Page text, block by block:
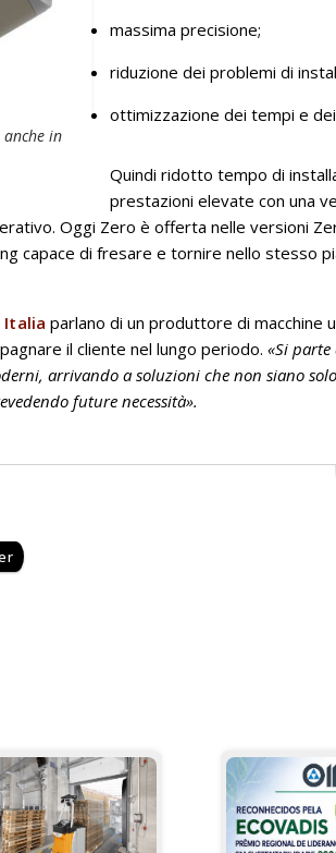
anche in
massima precisione;
riduzione dei problemi di
ottimizzazione dei tempi e
Quindi ridotto tempo di
prestazioni elevate con una
Oggi Zero è offerta nelle versioni
capace di fresare e tornire nello stesso
Italia parlano di un produttore di macchine
il cliente nel lungo periodo. «Si
arrivando a soluzioni che non siano
future necessità».